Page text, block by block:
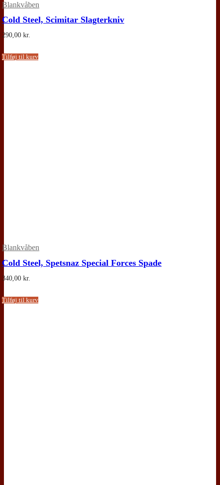
Blankvåben
Cold Steel, Scimitar Slagterkniv
290,00 kr.
Tilføj til kurv
Blankvåben
Cold Steel, Spetsnaz Special Forces Spade
340,00 kr.
Tilføj til kurv